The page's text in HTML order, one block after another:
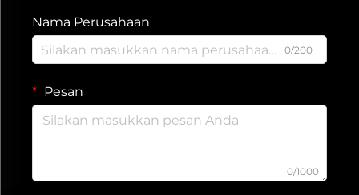
Nama Perusahaan
0/200
Pesan
0/1000